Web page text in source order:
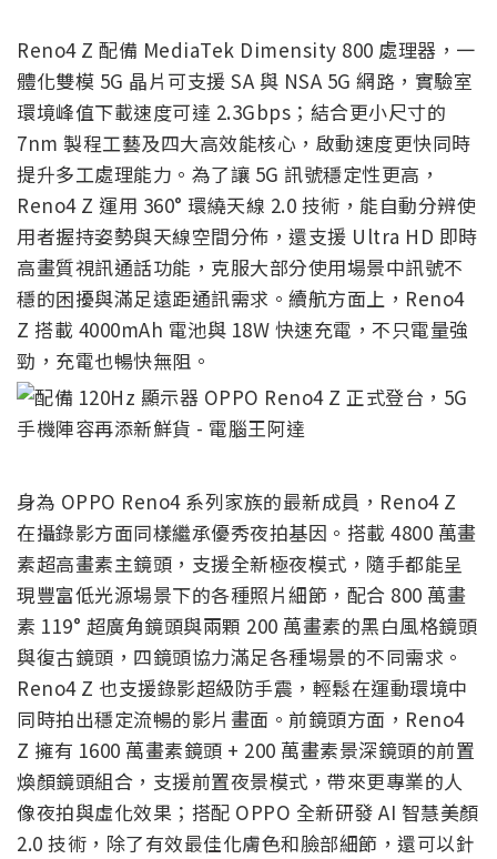
Reno4 Z 配備 MediaTek Dimensity 800 處理器，一
體化雙模 5G 晶片可支援 SA 與 NSA 5G 網路，實驗室
環境峰值下載速度可達 2.3Gbps；結合更小尺寸的
7nm 製程工藝及四大高效能核心，啟動速度更快同時
提升多工處理能力。為了讓 5G 訊號穩定性更高，
Reno4 Z 運用 360° 環繞天線 2.0 技術，能自動分辨使
用者握持姿勢與天線空間分佈，還支援 Ultra HD 即時
高畫質視訊通話功能，克服大部分使用場景中訊號不
穩的困擾與滿足遠距通訊需求。續航方面上，Reno4
Z 搭載 4000mAh 電池與 18W 快速充電，不只電量強
勁，充電也暢快無阻。
身為 OPPO Reno4 系列家族的最新成員，Reno4 Z
在攝錄影方面同樣繼承優秀夜拍基因。搭載 4800 萬畫
素超高畫素主鏡頭，支援全新極夜模式，隨手都能呈
現豐富低光源場景下的各種照片細節，配合 800 萬畫
素 119° 超廣角鏡頭與兩顆 200 萬畫素的黑白風格鏡頭
與復古鏡頭，四鏡頭協力滿足各種場景的不同需求。
Reno4 Z 也支援錄影超級防手震，輕鬆在運動環境中
同時拍出穩定流暢的影片畫面。前鏡頭方面，Reno4
Z 擁有 1600 萬畫素鏡頭 + 200 萬畫素景深鏡頭的前置
煥顏鏡頭組合，支援前置夜景模式，帶來更專業的人
像夜拍與虛化效果；搭配 OPPO 全新研發 AI 智慧美顏
2.0 技術，除了有效最佳化膚色和臉部細節，還可以針